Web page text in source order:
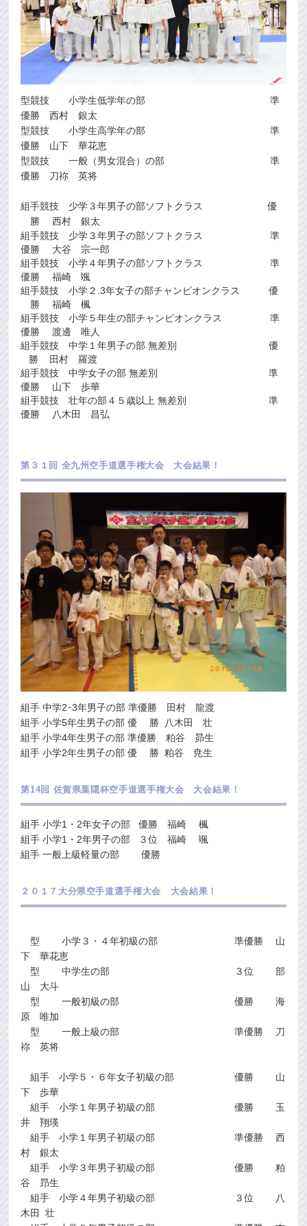
型競技 小学生低学年の部 準
優勝 西村 銀太
型競技 小学生高学年の部 準
優勝 山下 華花恵
型競技 一般（男女混合）の部 準
優勝 刀祢 英将
組手競技 少学３年男子の部ソフトクラス 優
勝 西村 銀太
組手競技 少学３年男子の部ソフトクラス 準
優勝 大谷 宗一郎
組手競技 小学４年男子の部ソフトクラス 準
優勝 福崎 颯
組手競技 小学２.3年女子の部チャンピオンクラス 優
勝 福崎 楓
組手競技 小学５年生の部チャンピオンクラス 準
優勝 渡邊 唯人
組手競技 中学１年男子の部 無差別 優
勝 田村 羅渡
組手競技 中学女子の部 無差別 準
優勝 山下 歩華
組手競技 壮年の部４５歳以上 無差別 準
優勝 八木田 昌弘
第３１回 全九州空手道選手権大会 大会結果！
組手 中学2･3年男子の部 準優勝 田村 龍渡
組手 小学5年生男子の部 優 勝 八木田 壮
組手 小学4年生男子の部 準優勝 粕谷 昴生
組手 小学2年生男子の部 優 勝 粕谷 尭生
第14回 佐賀県葉隠杯空手道選手権大会 大会結果！
組手 小学1・2年女子の部 優勝 福崎 楓
組手 小学1・2年男子の部 ３位 福崎 颯
組手 一般上級軽量の部 優勝
２０１７大分県空手道選手権大会 大会結果！
型 小学３・４年初級の部 準優勝 山
下 華花恵
型 中学生の部 ３位 部
山 大斗
型 一般初級の部 優勝 海
原 唯加
型 一般上級の部 準優勝 刀
祢 英将
組手 小学５・６年女子初級の部 優勝 山
下 歩華
組手 小学１年男子初級の部 優勝 玉
井 翔瑛
組手 小学１年男子初級の部 準優勝 西
村 銀太
組手 小学３年男子初級の部 優勝 粕
谷 昻生
組手 小学４年男子初級の部 ３位 八
木田 壮